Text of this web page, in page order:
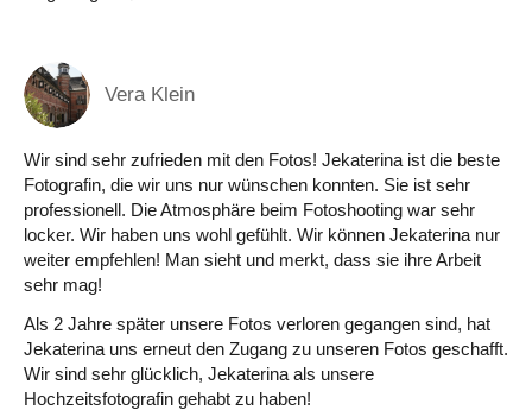
Vera Klein
Wir sind sehr zufrieden mit den Fotos! Jekaterina ist die beste
Fotografin, die wir uns nur wünschen konnten. Sie ist sehr
professionell. Die Atmosphäre beim Fotoshooting war sehr
locker. Wir haben uns wohl gefühlt. Wir können Jekaterina nur
weiter empfehlen! Man sieht und merkt, dass sie ihre Arbeit
sehr mag!
Als 2 Jahre später unsere Fotos verloren gegangen sind, hat
Jekaterina uns erneut den Zugang zu unseren Fotos geschafft.
Wir sind sehr glücklich, Jekaterina als unsere
Hochzeitsfotografin gehabt zu haben!